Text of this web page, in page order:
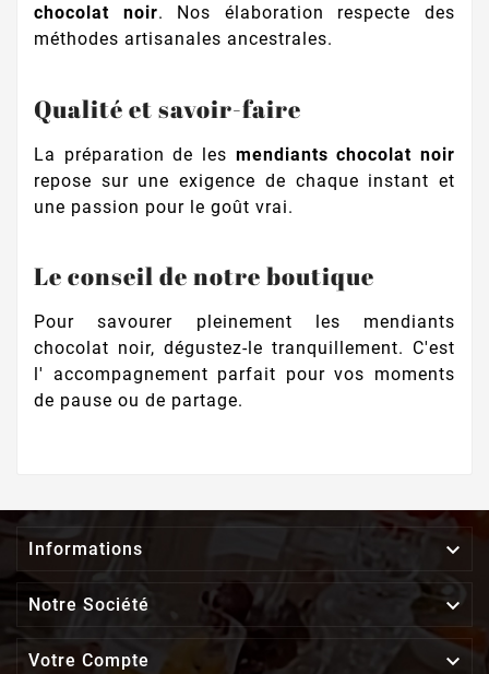
chocolat noir. Nos élaboration respecte des
méthodes artisanales ancestrales.
Qualité et savoir-faire
La préparation de les mendiants chocolat noir
repose sur une exigence de chaque instant et
une passion pour le goût vrai.
Le conseil de notre boutique
Pour savourer pleinement les mendiants
chocolat noir, dégustez-le tranquillement. C'est
l' accompagnement parfait pour vos moments
de pause ou de partage.
Informations 
Notre Société 
Votre Compte 